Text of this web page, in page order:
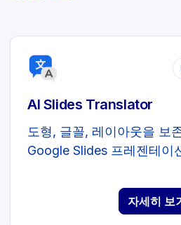
AI Slides Translator
도형, 글꼴, 레이아웃을 보
Google Slides 프레젠테이
자세히 보